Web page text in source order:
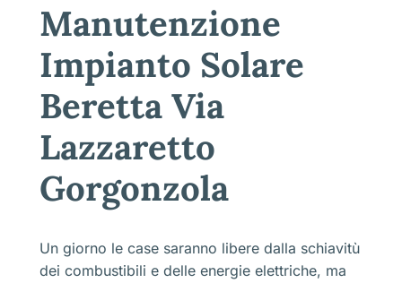
Manutenzione
Impianto Solare
Beretta Via
Lazzaretto
Gorgonzola
Un giorno le case saranno libere dalla schiavitù
dei combustibili e delle energie elettriche, ma